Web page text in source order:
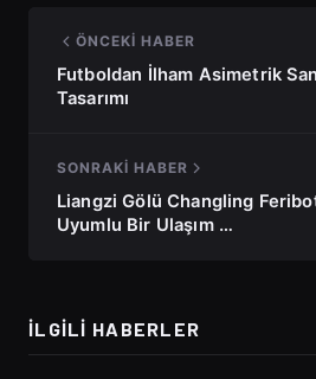
ÖNCEKI HABER
Futboldan İlham Asimetrik
Tasarımı
SONRAKI HABER
Liangzi Gölü Changling
Uyumlu Bir Ulaşım …
İLGILI HABERLER